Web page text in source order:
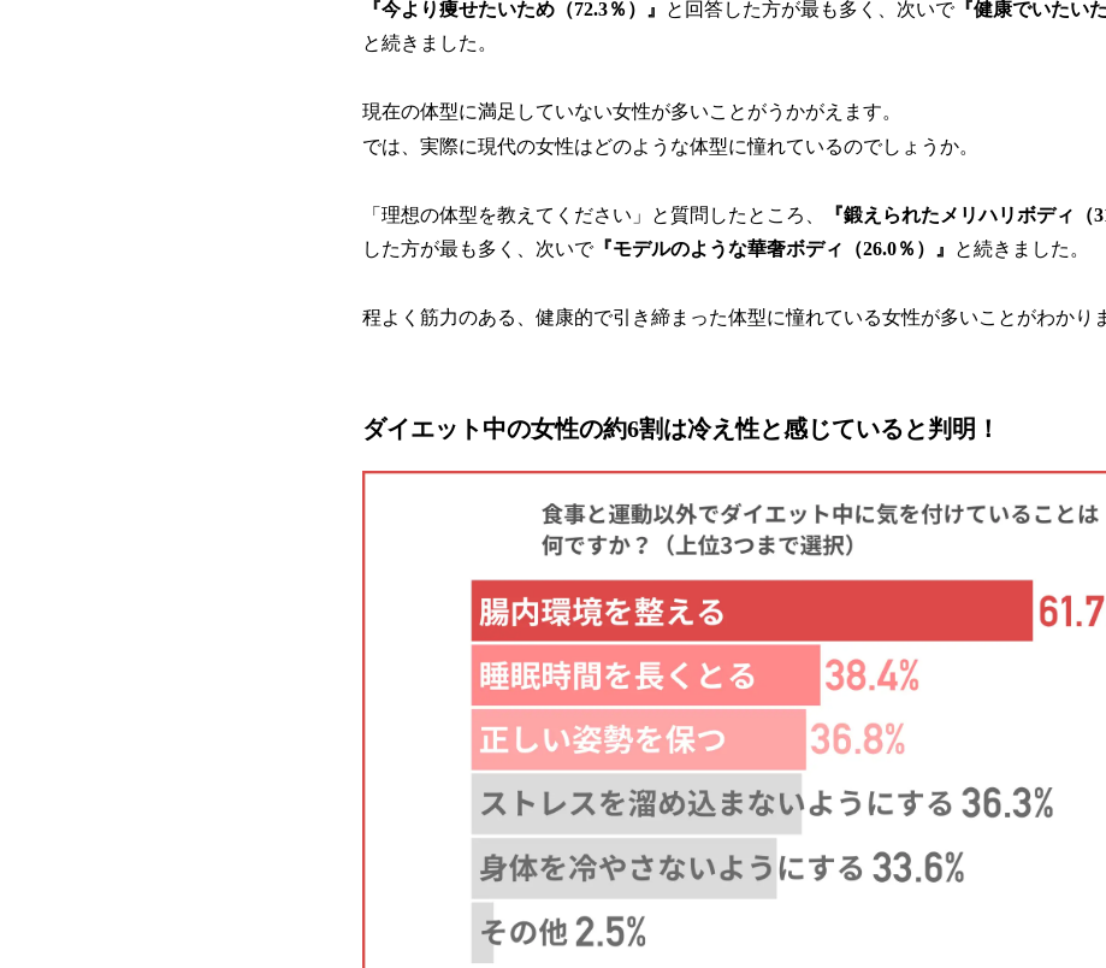
『今より痩せたいため（72.3％）』
と回答した方が最も多く、次いで『健康でいたい
と続きました。
現在の体型に満足していない女性が多いことがうかがえます。
では、実際に現代の女性はどのような体型に憧れているのでしょうか。
「理想の体型を教えてください」と質問したところ、 『鍛えられたメリハリボディ（
した方が最も多く、次いで『モデルのような華奢ボディ（26.0％）』 と続きました。
程よく筋力のある、健康的で引き締まった体型に憧れている女性が多いことがわかり
ダイエット中の女性の約6割は冷え性と感じていると判明！